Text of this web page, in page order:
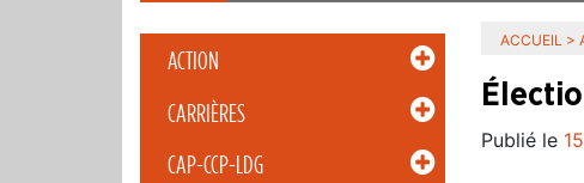
ACTION
CARRIÈRES
CAP-CCP-LDG
ACCUEIL >
Publié le